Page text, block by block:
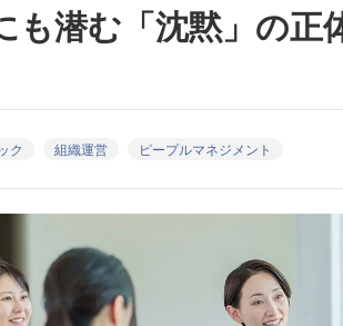
も潜む「沈黙」の正
ク 組織運営 ピープルマネジメント